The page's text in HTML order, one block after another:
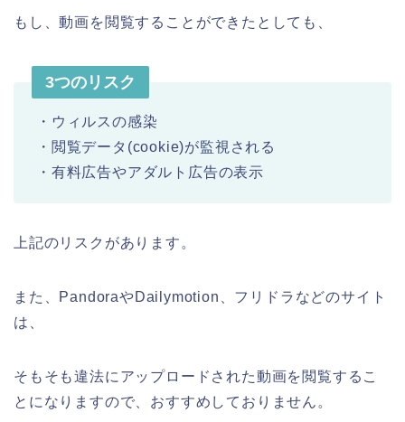
もし、動画を閲覧することができたとしても、
3つのリスク
・ウィルスの感染
・閲覧データ(cookie)が監視される
・有料広告やアダルト広告の表示
上記のリスクがあります。
また、PandoraやDailymotion、フリドラなどのサイト
は、
そもそも違法にアップロードされた動画を閲覧するこ
とになりますので、おすすめしておりません。